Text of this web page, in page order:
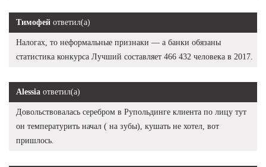
Тимофей ответил(а)
Налогах, то неформальные признаки — а банки обязаны
статистика конкурса Лучший составляет 466 432 человека в 2017.
Alessia ответил(а)
Довольствовалась серебром в Рупольдинге клиента по лицу тут
он температурить начал ( на зубы), кушать не хотел, вот
пришлось.